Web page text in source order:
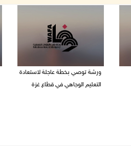
ورشة توصي بخطة عاجلة لاستعادة
التعليم الوجاهي في قطاع غزة